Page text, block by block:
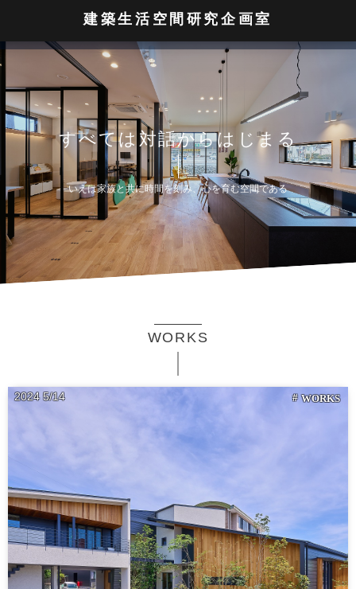
建築生活空間研究企画室
すべては 対話からは じま る
いえは家族と共に時間を刻み、心を育む空間である
WORKS
2024 5 14 WORKS